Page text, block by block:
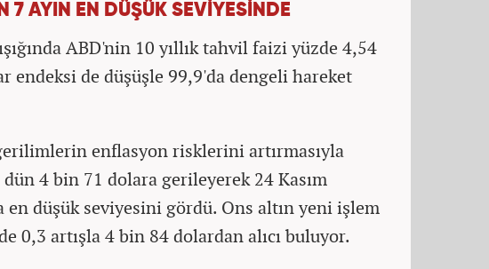
7 AYIN EN DÜŞÜK SEVİYESİNDE
ABD'nin 10 yıllık tahvil faizi yüzde 4,54
endeksi de düşüşle 99,9'da dengeli hareket
enflasyon risklerini artırmasıyla
dün 4 bin 71 dolara gerileyerek 24 Kasım
en düşük seviyesini gördü. Ons altın yeni işlem
0,3 artışla 4 bin 84 dolardan alıcı buluyor.